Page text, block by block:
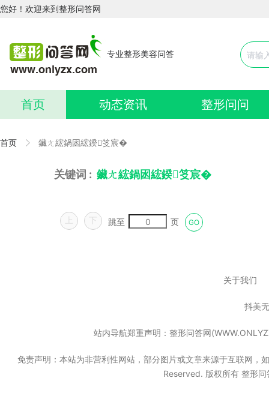
您好！欢迎来到整形问答网
专业整形美容问答
首页 动态资讯 整形问问
首页 鑶ㄤ綋鍋囦綋鍨笅宸�
关键词 : 鑶ㄤ綋鍋囦綋鍨笅宸�
下 跳至 页 GO
关于我们
抖美
站内导航郑重声明：整形问答网
免责声明：本站为非营利性网站，部分图片或文章来源于互联网，
Reserved. 版权所有 整形问